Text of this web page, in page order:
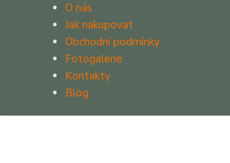
O nás
Jak nakupovat
Obchodní podmínky
Fotogalerie
Kontakty
Blog